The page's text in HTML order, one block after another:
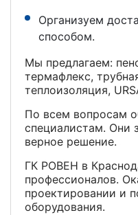
Организуем
способом.
Мы предлагаем:
термафлекс,
теплоизоляция,
По всем вопросам
специалистам. Они
верное решение.
ГК РОВЕН в
профессионалов.
проектировании и
оборудования.